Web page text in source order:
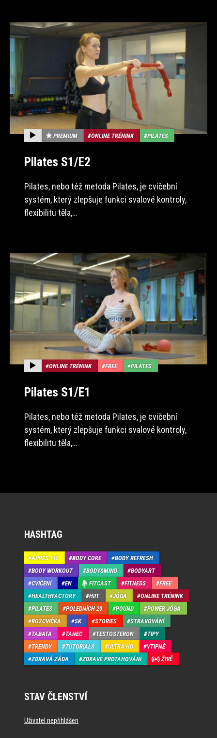
PREMIUM ONLINE TRÉNINK PILATES
Pilates S1/E2
Pilates, nebo též metoda Pilates, je cvičební
systém, který zlepšuje funkci svalové kontroly,
flexibilitu těla,…
ONLINE TRÉNINK FREE PILATES
Pilates S1/E1
Pilates, nebo též metoda Pilates, je cvičební
systém, který zlepšuje funkci svalové kontroly,
flexibilitu těla,…
HASHTAG
APRÉS-FIT BODY CORE
BODY REFRESH
BODY WORKOUT
BODY&MIND
BODYART
CVIČENÍ
EN FITCAST FITNESS
FREE
HEALTHFACTORY
HIIT JÓGA
ONLINE TRÉNINK
PILATES
POLEDNÍCH 20 POUND
POWER JÓGA
ROZCVIČKA
SK STORIES
STRAVOVÁNÍ
TABATA
TANEC TESTOSTERON
TIPY
TRENDY
TUTORIALS ULTRA HD
VTIPNÉ
ZDRAVÁ ZÁDA
ZDRAVÉ PROTAHOVÁNÍ ŽIVĚ
STAV ČLENSTVÍ
Uživatel nepřihlášen